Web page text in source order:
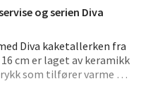
og serien Diva
Diva kaketallerken fra
cm er laget av keramikk
som tilfører varme og
og moderne
Lagunen